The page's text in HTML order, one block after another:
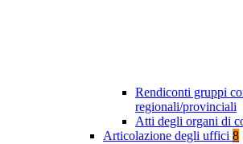
Rendiconti gruppi
regionali/provinciali
Atti degli organi di
Articolazione degli uffici 8